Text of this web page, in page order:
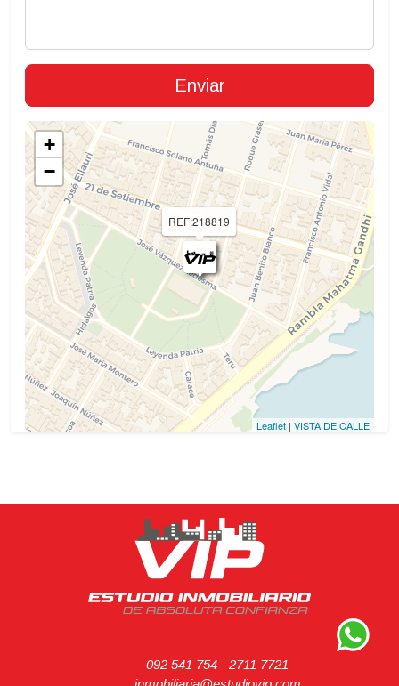
REF:218819
+
−
Leaflet | VISTA DE CALLE
092 541 754 - 2711 7721